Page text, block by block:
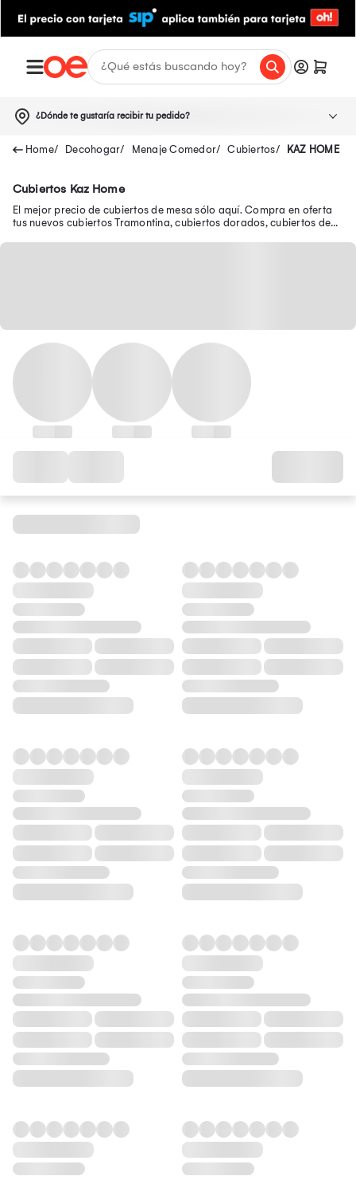
¿Dónde te gustaría recibir tu pedido?
Decohogar Menaje Comedor Cubiertos KAZ HOME
Cubiertos Kaz Home
El mejor precio de cubiertos de mesa sólo aquí. Compra en oferta
tus nuevos cubiertos Tramontina, cubiertos dorados, cubiertos de